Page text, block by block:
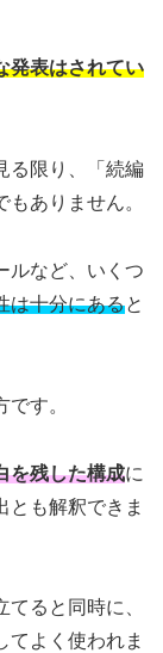
発表はされてい
る限り、「続編
ありません。
ルなど、いくつ
は十分にあると
す。
を残した構成に
とも解釈できま
ると同時に、
てよく使われま